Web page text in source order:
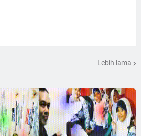
Lebih lama